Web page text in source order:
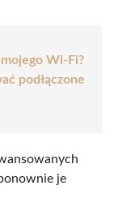
Wi-Fi?
podłączone
je